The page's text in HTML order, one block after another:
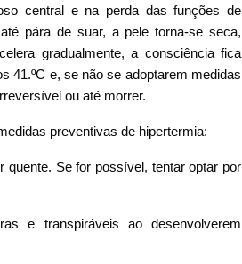
central e na perda das funções de
pára de suar, a pele torna-se seca,
gradualmente, a consciência fica
41.ºC e, se não se adoptarem medidas
ou até morrer.
preventivas de hipertermia:
quente. Se for possível, tentar optar por
e transpiráveis ao desenvolverem